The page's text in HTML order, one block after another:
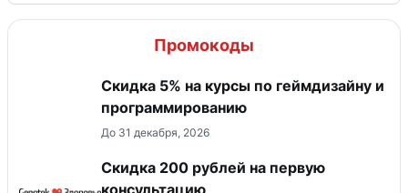
Промокоды
Скидка 5% на курсы по геймдизайну и
программированию
До 31 декабря, 2026
Скидка 200 рублей на первую